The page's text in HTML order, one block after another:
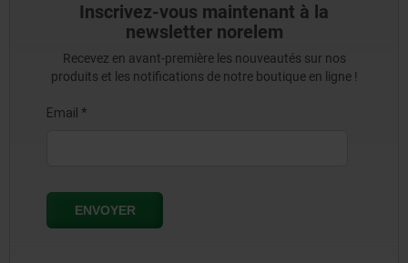
Inscrivez-vous maintenant à la
newsletter norelem
Recevez en avant-première les nouveautés sur nos
produits et les notifications de notre boutique en ligne !